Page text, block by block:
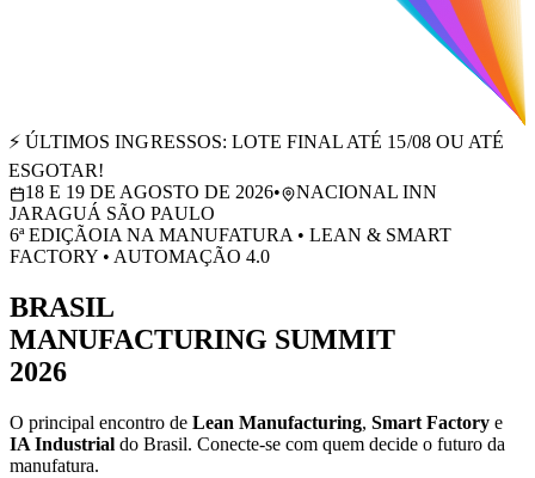
⚡ ÚLTIMOS INGRESSOS: LOTE FINAL ATÉ 15/08 OU ATÉ
ESGOTAR!
18 E 19 DE AGOSTO DE 2026•
NACIONAL INN
JARAGUÁ SÃO PAULO
6ª EDIÇÃOIA NA MANUFATURA • LEAN & SMART
FACTORY • AUTOMAÇÃO 4.0
BRASIL
MANUFACTURING SUMMIT
2026
O principal encontro de Lean Manufacturing, Smart Factory e
IA Industrial do Brasil. Conecte-se com quem decide o futuro da
manufatura.